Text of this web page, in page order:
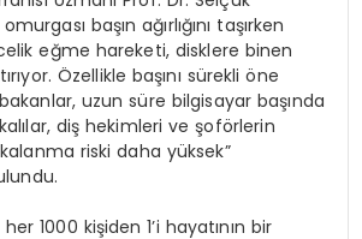
başın ağırlığını taşırken
eğme hareketi, disklere binen
Özellikle başını sürekli öne
uzun süre bilgisayar başında
diş hekimleri ve şoförlerin
riski daha yüksek”
1000 kişiden 1’i hayatının bir